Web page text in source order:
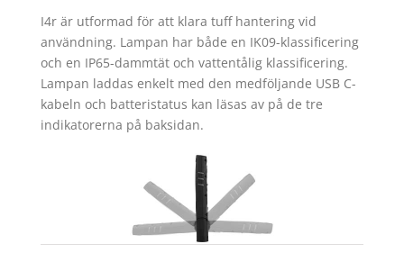
I4r är utformad för att klara tuff hantering vid
användning. Lampan har både en IK09-klassificering
och en IP65-dammtät och vattentålig klassificering.
Lampan laddas enkelt med den medföljande USB C-
kabeln och batteristatus kan läsas av på de tre
indikatorerna på baksidan.